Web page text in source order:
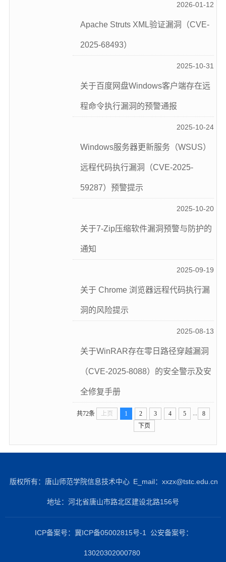
2026-01-12
Apache Struts XML验证漏洞（CVE-
2025-68493）
2025-10-31
关于百度网盘Windows客户端存在远
程命令执行漏洞的预警通报
2025-10-24
Windows服务器更新服务（WSUS）
远程代码执行漏洞（CVE-2025-
59287）预警提示
2025-10-20
关于7-Zip压缩软件漏洞预警与防护的
通知
2025-09-19
关于 Chrome 浏览器远程代码执行漏
洞的风险提示
2025-08-13
关于WinRAR存在零日路径穿越漏洞
（CVE-2025-8088）的安全警示及安
全修复手册
共72条 上页 1 2 3 4 5 ...
8
下页
版权所有：唐山师范学院信息技术中心 E_mail：xxzx@tstc.edu.cn
地址：河北省唐山市路北区建设北路156号
ICP备案号：冀ICP备05002815号-1 公安备案号：
13020302000780